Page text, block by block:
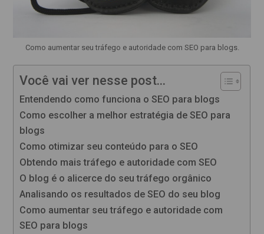
Como aumentar seu tráfego e autoridade com SEO para blogs.
Você vai ver nesse post...
Entendendo como funciona o SEO para blogs
Como escolher a melhor estratégia de SEO para
blogs
Como otimizar seu conteúdo para o SEO
Obtendo mais tráfego e autoridade com SEO
O blog é o alicerce do seu tráfego orgânico
Analisando os resultados de SEO do seu blog
Como aumentar seu tráfego e autoridade com
SEO para blogs